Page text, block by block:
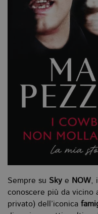
Sempre su Sky e NOW,
conoscere più da vicino
privato) dell’iconica